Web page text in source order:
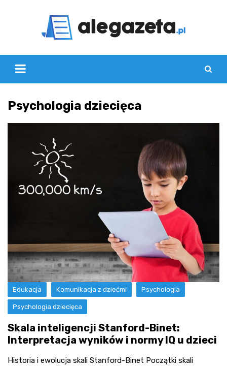
Psychologia dziecięca
Edukacja Komunikacja z dziećmi Psychologia
Psychologia dziecięca
Skala inteligencji Stanford-Binet:
Interpretacja wyników i normy IQ u dzieci
Historia i ewolucja skali Stanford-Binet Początki skali